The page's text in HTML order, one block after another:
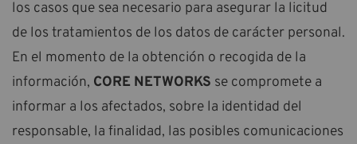
los casos que sea necesario para asegurar la licitud
de los tratamientos de los datos de carácter personal.
En el momento de la obtención o recogida de la
información, CORE NETWORKS se compromete a
informar a los afectados, sobre la identidad del
responsable, la finalidad, las posibles comunicaciones